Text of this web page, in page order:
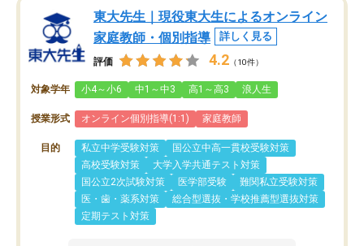
東大先生｜現役東大生によるオンライン
家庭教師・個別指導
詳しく見る
評価 4.2 （10件）
対象学年 小4～小6 中1～中3 高1～高3 浪人生
授業形式 オンライン個別指導(1:1) 家庭教師
目的 私立中学受験対策
国公立中高一貫校受験対策
高校受験対策
大学入学共通テスト対策
国公立2次試験対策
医学部受験
難関私立受験対策
医・歯・薬系対策
総合型選抜・学校推薦型選抜対策
定期テスト対策